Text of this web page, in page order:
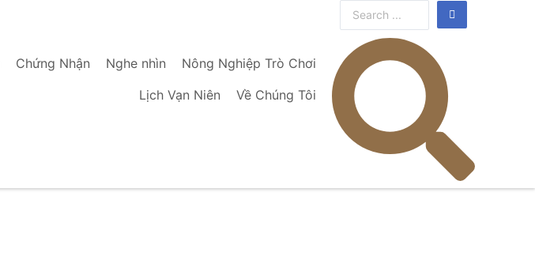
Chứng Nhận Nghe nhìn
Nông Nghiệp Trò Chơi
Lịch Vạn Niên
Về Chúng Tôi